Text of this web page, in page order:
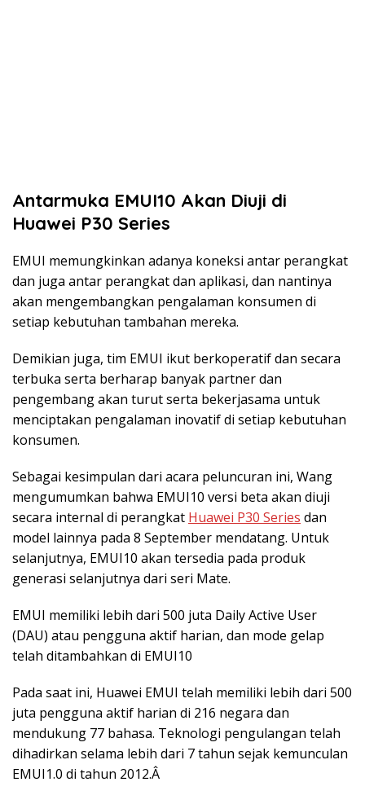
Antarmuka EMUI10 Akan Diuji di
Huawei P30 Series
EMUI memungkinkan adanya koneksi antar perangkat
dan juga antar perangkat dan aplikasi, dan nantinya
akan mengembangkan pengalaman konsumen di
setiap kebutuhan tambahan mereka.
Demikian juga, tim EMUI ikut berkoperatif dan secara
terbuka serta berharap banyak partner dan
pengembang akan turut serta bekerjasama untuk
menciptakan pengalaman inovatif di setiap kebutuhan
konsumen.
Sebagai kesimpulan dari acara peluncuran ini, Wang
mengumumkan bahwa EMUI10 versi beta akan diuji
secara internal di perangkat Huawei P30 Series dan
model lainnya pada 8 September mendatang. Untuk
selanjutnya, EMUI10 akan tersedia pada produk
generasi selanjutnya dari seri Mate.
EMUI memiliki lebih dari 500 juta Daily Active User
(DAU) atau pengguna aktif harian, dan mode gelap
telah ditambahkan di EMUI10
Pada saat ini, Huawei EMUI telah memiliki lebih dari 500
juta pengguna aktif harian di 216 negara dan
mendukung 77 bahasa. Teknologi pengulangan telah
dihadirkan selama lebih dari 7 tahun sejak kemunculan
EMUI1.0 di tahun 2012.Â